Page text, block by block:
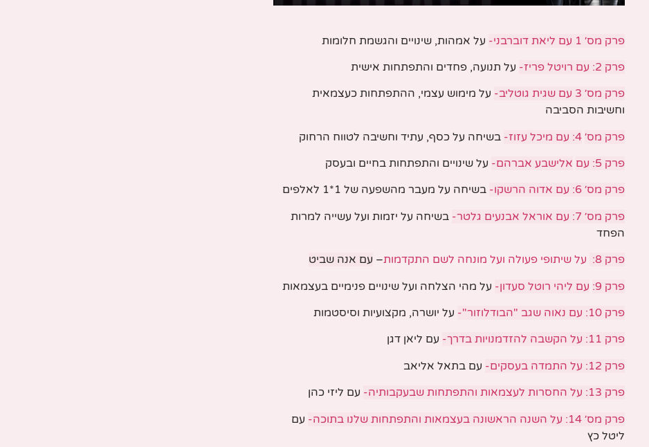
פרק מס׳ 1 עם ליאת דוברבני-
על אמהות, שינויים והגשמת חלומות
פרק 2: עם
רויטל פריז- על תנועה, פחדים והתפתחות אישית
פרק מס׳ 3 עם שגית גוטליב- על מימוש עצמי, ההתפתחות כעצמאית
וחשיבות הסביבה
פרק מס׳ 4: עם מיכל עזוז-
בשיחה על כסף, עתיד וחשיבה לטווח הרחוק
פרק 5: עם
אלישבע אברהם- על שינויים והתפתחות בחיים ובעסק
פרק מס׳ 6: עם אדוה הרשקו-
בשיחה על מעבר מהשפעה של 1*1 לאלפים
פרק מס׳ 7: עם אוראל אבנעים גלטר-
בשיחה על יזמות ועל עשייה למרות
הפחד
פרק 8:
על שיתופי פעולה ועל מונחה לשם התקדמות– עם אנה שביט
פרק 9:
עם ליהי רוטל סעדון- על מהי הצלחה ועל שינויים פנימיים בעצמאות
פרק 10:
עם נאוה שגב "הבודלוזור"- על יושרה, מקצועיות וסיסטמות
פרק 11:
על הקשבה להזדמנויות בדרך- עם ליאן דגן
פרק 12:
על התמדה בעסקים- עם בתאל אליאב
פרק 13:
על החסרות לעצמאות והתפתחות שבעקבותיה- עם ליזי כהן
פרק מס׳ 14
: על השנה הראשונה בעצמאות והתפתחות שלנו בתוכה- עם
ליטל כץ